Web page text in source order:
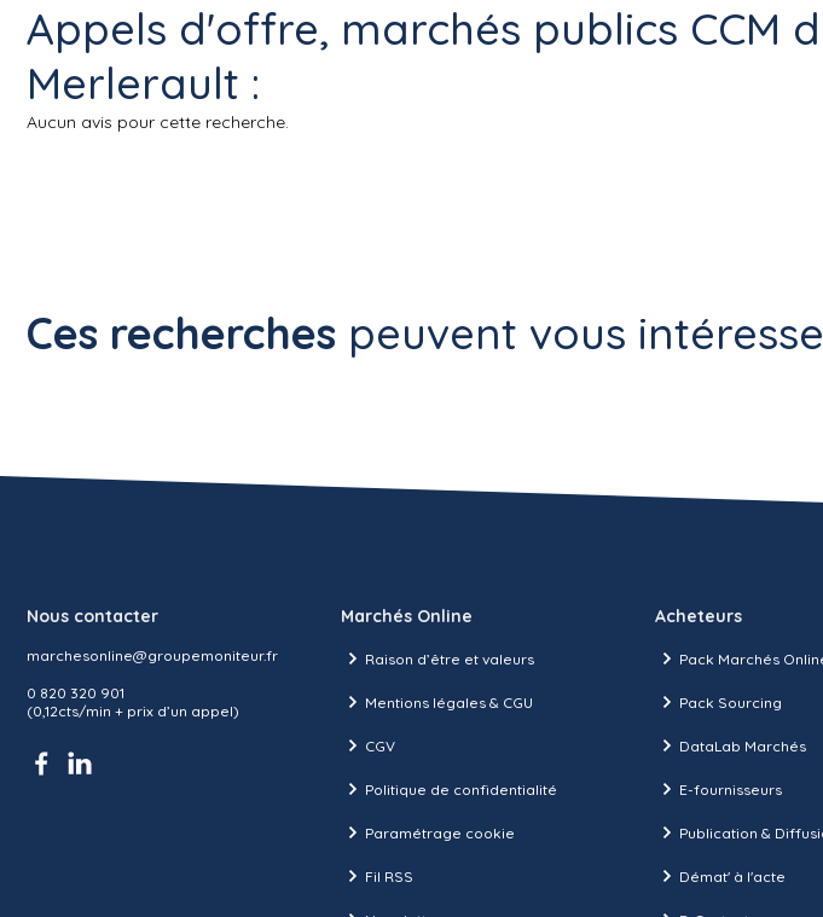
Appels d'offre, marchés publics CCM
Merlerault :
Aucun avis pour cette recherche.
Ces recherches peuvent vous
Nous contacter
marchesonline@groupemoniteur.fr
0 820 320 901
(0,12cts/min + prix d’un appel)
Marchés Online
Raison d’être et valeurs
Mentions légales & CGU
CGV
Politique de confidentialité
Paramétrage cookie
Fil RSS
Acheteurs
Pack Marchés
Pack Sourcing
DataLab Marchés
E-fournisseurs
Publication &
Démat' à l'acte